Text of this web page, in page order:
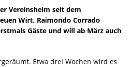
Vereinsheim seit dem
Wirt. Raimondo Corrado
Gäste und will ab März auch
Etwa drei Wochen wird es